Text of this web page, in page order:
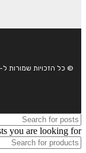
you are looking for.